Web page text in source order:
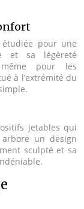
étudiée pour une
et sa légèreté
pour les
à l’extrémité du
jetables qui
un design
sculpté et sa